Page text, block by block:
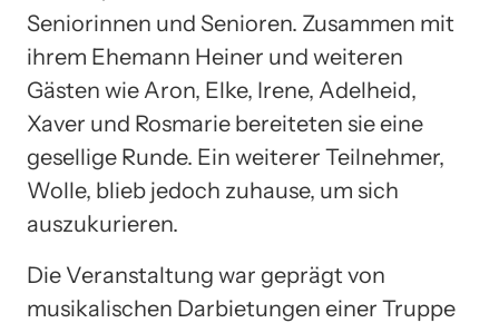
Seniorinnen und Senioren. Zusammen mit
ihrem Ehemann Heiner und weiteren
Gästen wie Aron, Elke, Irene, Adelheid,
Xaver und Rosmarie bereiteten sie eine
gesellige Runde. Ein weiterer Teilnehmer,
Wolle, blieb jedoch zuhause, um sich
auszukurieren.
Die Veranstaltung war geprägt von
musikalischen Darbietungen einer Truppe